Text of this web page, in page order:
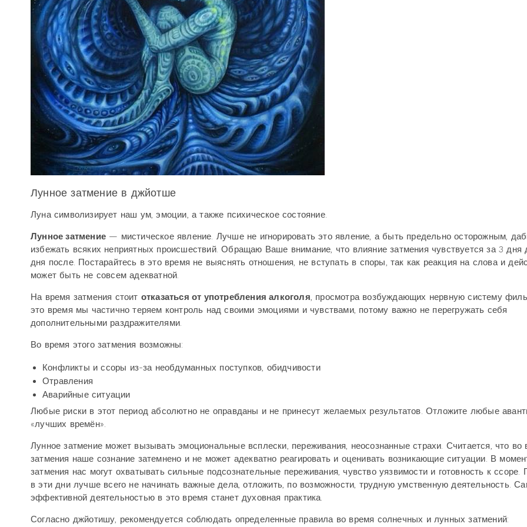
Лунное затмение в джйотше
Луна символизирует наш ум, эмоции, а также психическое состояние.
Лунное затмение — мистическое явление. Лучше не игнорировать это явление, а быть предельно осторожным,
избежать всяких неприятных происшествий. Обращаю Ваше внимание, что влияние затмения чувствуется за 3 дня
дня после. Постарайтесь в это время не выяснять отношения, не вступать в споры, так как реакция на слова и
может быть не совсем адекватной.
На время затмения стоит отказаться от употребления алкоголя, просмотра возбуждающих нервную систему
это время мы частично теряем контроль над своими эмоциями и чувствами, потому важно не перегружать себя
дополнительными раздражителями.
Во время этого затмения возможны:
Конфликты и ссоры из-за необдуманных поступков, обидчивости
Отравления
Аварийные ситуации
Любые риски в этот период абсолютно не оправданы и не принесут желаемых результатов. Отложите любые
«лучших времён».
Лунное затмение может вызывать эмоциональные всплески, переживания, неосознанные страхи. Считается, что во
затмения наше сознание затемнено и не может адекватно реагировать и оценивать возникающие ситуации. В
затмения нас могут охватывать сильные подсознательные переживания, чувство уязвимости и готовность к ссоре.
в эти дни лучше всего не начинать важные дела, отложить, по возможности, трудную умственную деятельность.
эффективной деятельностью в это время станет духовная практика.
Согласно джйотишу, рекомендуется соблюдать определенные правила во время солнечных и лунных затмений: